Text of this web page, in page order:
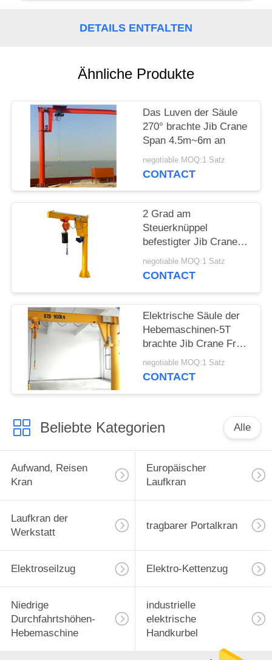
FORDERN
SITEMAP
PRIVACY
POLICY
DETAILS ENTFALTEN
Ähnliche Produkte
Das Luven der Säule
270° brachte Jib Crane
Span 4.5m~6m an
negotiable MOQ:1 Satz
CONTACT
2 Grad am
Steuerknüppel
befestigter Jib Crane
Compact Design der
Tonnen-360
negotiable MOQ:1 Satz
CONTACT
Elektrische Säule der
Hebemaschinen-5T
brachte Jib Crane Free
Standing an
negotiable MOQ:1 Satz
CONTACT
Beliebte Kategorien Alle
Aufwand, Reisen
Kran
Europäischer
Laufkran
Laufkran der
Werkstatt
tragbarer Portalkran
Elektroseilzug Elektro-Kettenzug
Niedrige
Durchfahrtshöhen-
Hebemaschine
industrielle
elektrische
Handkurbel